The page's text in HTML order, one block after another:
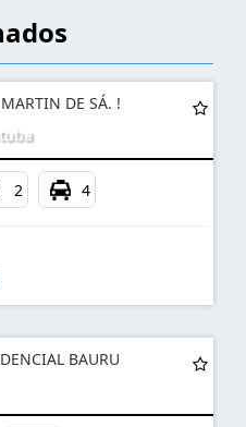
DE SÁ. !
2 4
BAURU